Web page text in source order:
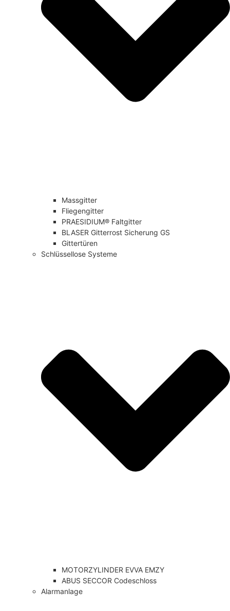
Massgitter
Fliegengitter
PRAESIDIUM® Faltgitter
BLASER Gitterrost Sicherung GS
Gittertüren
Schlüssellose Systeme
MOTORZYLINDER EVVA EMZY
ABUS SECCOR Codeschloss
Alarmanlage